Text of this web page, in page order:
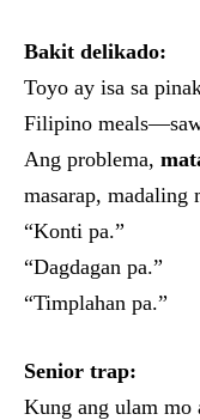
Bakit delikado:
Toyo ay isa sa
Filipino
Ang problema,
masarap, madaling
“Konti pa.”
“Dagdagan pa.”
“Timplahan pa.”
Senior trap:
Kung ang ulam mo